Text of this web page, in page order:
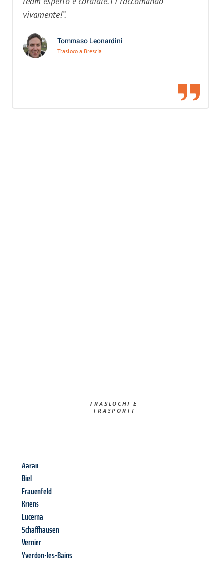
vivamente!”.
Tommaso Leonardini
Trasloco a Brescia
TRASLOCHI E
TRASPORTI​
Aarau
Biel
Frauenfeld
Kriens
Lucerna
Schaffhausen
Vernier
Yverdon-les-Bains